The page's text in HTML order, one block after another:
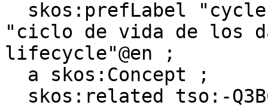
"ciclo de vida de los
lifecycle"@en ;